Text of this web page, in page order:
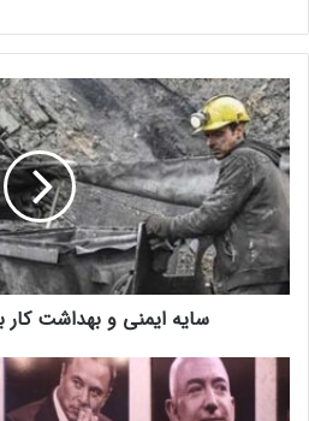
سایه ایمنی و بهداشت